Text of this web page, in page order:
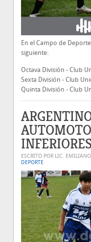
En el Campo de
siguiente:
Octava División - Club
Sexta División - Club
Quinta División - Club
ESCRITO POR LIC.
DEPORTE